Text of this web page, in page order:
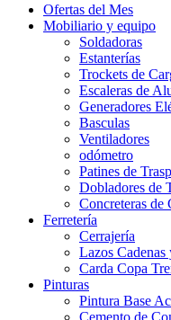
Ofertas del Mes
Mobiliario y equipo
Soldadoras
Estanterías
Trockets de
Escaleras de
Generadores
Basculas
Ventiladores
odómetro
Patines de
Dobladores de
Concreteras de
Ferretería
Cerrajería
Lazos Cadenas
Carda Copa
Pinturas
Pintura Base
Cemento de